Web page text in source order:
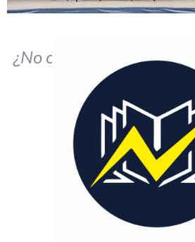
¿No obtiene los
el